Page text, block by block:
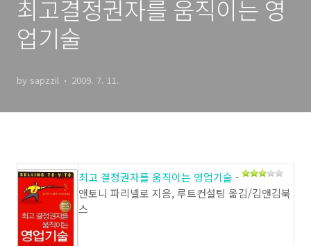
최고결정권자를 움직이는 영
업기술
by sapzzil 2009. 7. 11.
최고 결정권자를 움직이는 영업기술 -
앤토니 파리넬로 지음, 루트컨설팅 옮김/김앤김북
스